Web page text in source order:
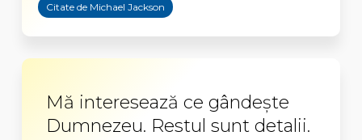
Citate de Michael Jackson
Mă interesează ce gândește
Dumnezeu. Restul sunt detalii.